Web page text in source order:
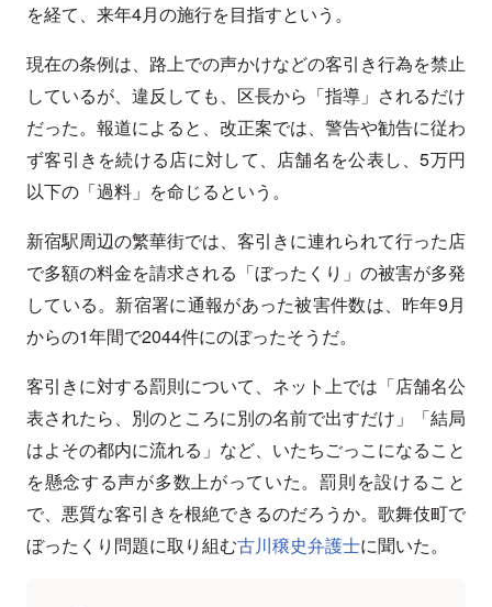
を経て、来年4月の施行を目指すという。
現在の条例は、路上での声かけなどの客引き行為を禁止
しているが、違反しても、区長から「指導」されるだけ
だった。報道によると、改正案では、警告や勧告に従わ
ず客引きを続ける店に対して、店舗名を公表し、5万円
以下の「過料」を命じるという。
新宿駅周辺の繁華街では、客引きに連れられて行った店
で多額の料金を請求される「ぼったくり」の被害が多発
している。新宿署に通報があった被害件数は、昨年9月
からの1年間で2044件にのぼったそうだ。
客引きに対する罰則について、ネット上では「店舗名公
表されたら、別のところに別の名前で出すだけ」「結局
はよその都内に流れる」など、いたちごっこになること
を懸念する声が多数上がっていた。罰則を設けること
で、悪質な客引きを根絶できるのだろうか。歌舞伎町で
ぼったくり問題に取り組む古川穣史弁護士に聞いた。